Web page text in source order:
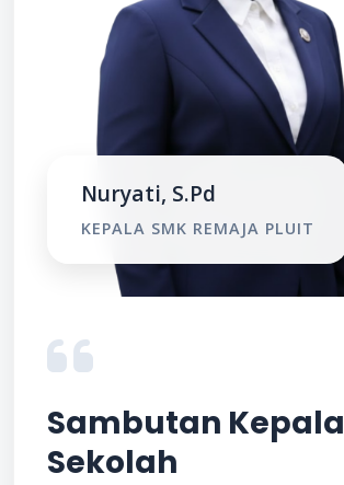
Nuryati, S.Pd
KEPALA SMK REMAJA PLUIT
Sambutan Kepala
Sekolah